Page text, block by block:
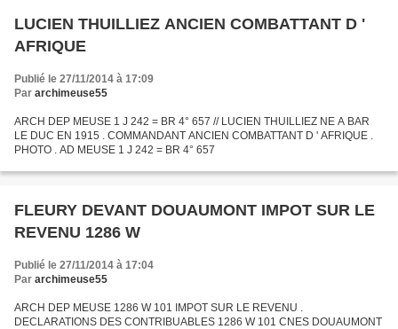
LUCIEN THUILLIEZ ANCIEN COMBATTANT D '
AFRIQUE
Publié le 27/11/2014 à 17:09
Par archimeuse55
ARCH DEP MEUSE 1 J 242 = BR 4° 657 // LUCIEN THUILLIEZ NE A BAR
LE DUC EN 1915 . COMMANDANT ANCIEN COMBATTANT D ' AFRIQUE .
PHOTO . AD MEUSE 1 J 242 = BR 4° 657
FLEURY DEVANT DOUAUMONT IMPOT SUR LE
REVENU 1286 W
Publié le 27/11/2014 à 17:04
Par archimeuse55
ARCH DEP MEUSE 1286 W 101 IMPOT SUR LE REVENU .
DECLARATIONS DES CONTRIBUABLES 1286 W 101 CNES DOUAUMONT